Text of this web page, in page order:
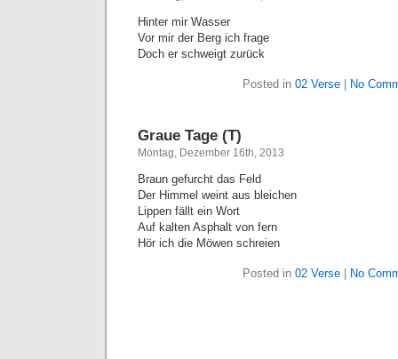
Hinter mir Wasser
Vor mir der Berg ich frage
Doch er schweigt zurück
Posted in 02 Verse| No
Graue Tage (T)
Montag, Dezember 16th, 2013
Braun gefurcht das Feld
Der Himmel weint aus bleichen
Lippen fällt ein Wort
Auf kalten Asphalt von fern
Hör ich die Möwen schreien
Posted in 02 Verse| No